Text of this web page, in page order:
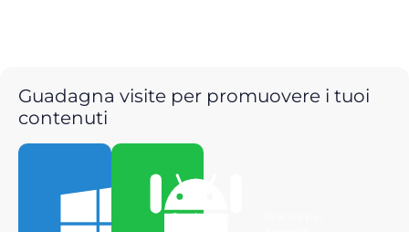
Guadagna visite per promuovere i tuoi
contenuti
Scarica per